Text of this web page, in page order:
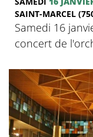
SAINT-MARCEL
Samedi 16
concert de